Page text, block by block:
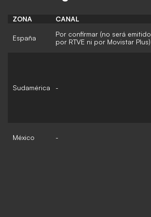
ZONA CANAL
España
Por confirmar (no será emitido
por RTVE ni por Movistar Plus)
Sudamérica -
México -